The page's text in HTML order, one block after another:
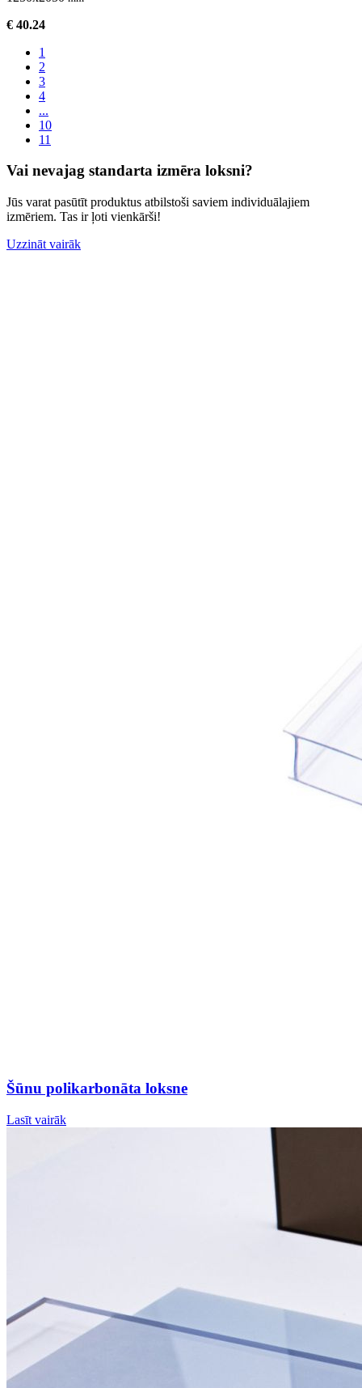
€ 40.24
1
2
3
4
...
10
11
Vai nevajag standarta izmēra loksni?
Jūs varat pasūtīt produktus atbilstoši saviem individuālajiem
izmēriem. Tas ir ļoti vienkārši!
Uzzināt vairāk
Šūnu polikarbonāta loksne
Lasīt vairāk